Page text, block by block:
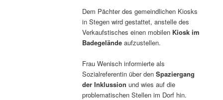
Dem Pächter des gemeindlichen Kiosks
in Stegen wird gestattet, anstelle des
Verkaufstisches einen mobilen Kiosk im
Badegelände aufzustellen.
Frau Wenisch informierte als
Sozialreferentin über denSpaziergang
der Inklussion und wies auf die
problematischen Stellen im Dorf hin.